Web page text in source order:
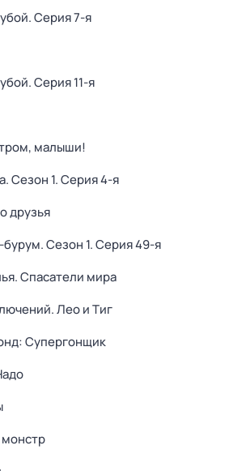
. Серия 7-я
. Серия 11-я
малыши!
. Сезон 1. Серия 4-я
друзья
бурум. Сезон 1. Серия 49-я
Спасатели мира
Лео и Тиг
Супергонщик